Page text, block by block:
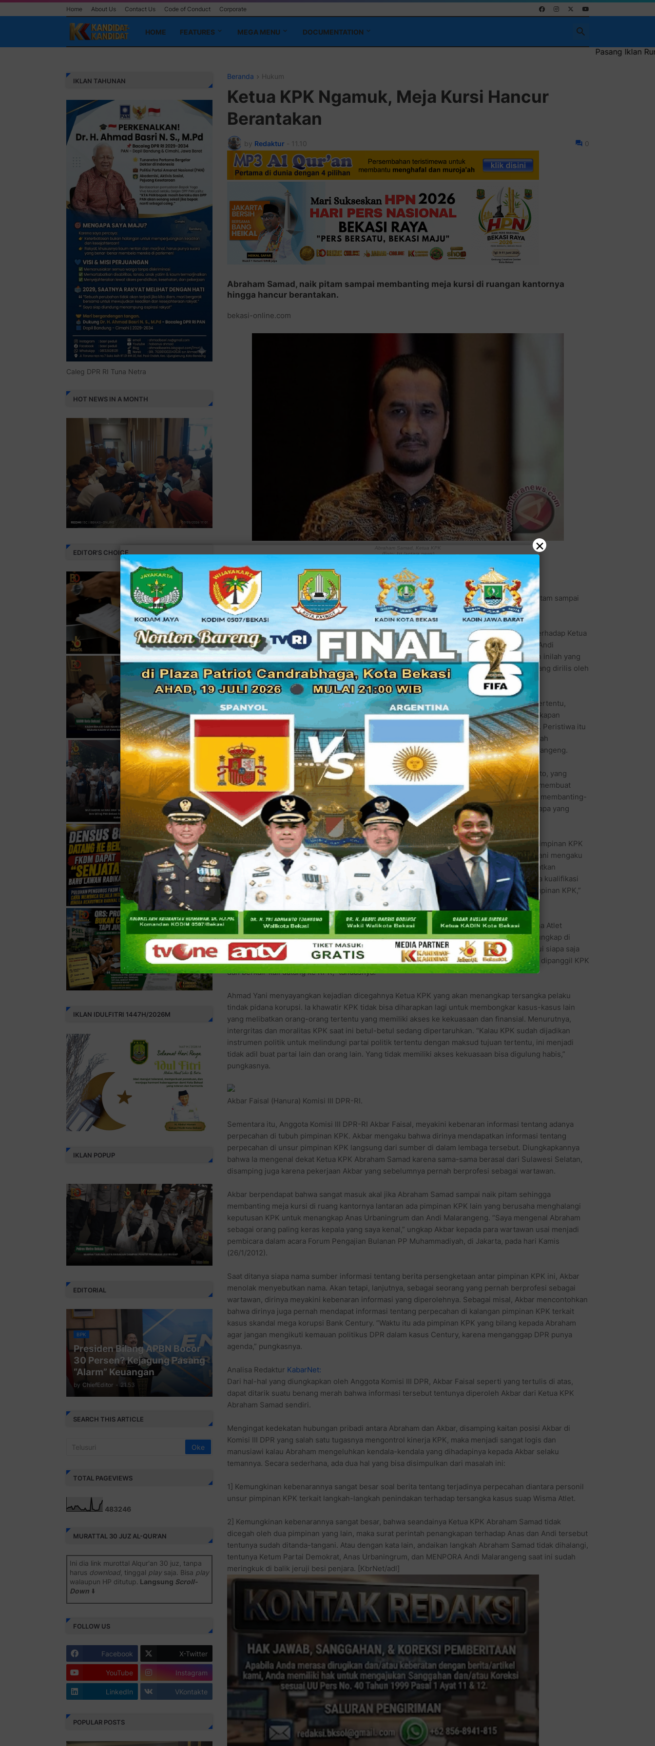
Home About Us Contact Us Code of Conduct Corporate
HOME FEATURES MEGA MENU DOCUMENTATION
Pasang Iklan Running Text Anda di
Beranda Hukum
Ketua KPK Ngamuk, Meja Kursi Hancur
Berantakan
by Redaktur - 11.10 0
Abraham Samad, naik pitam sampai membanting meja kursi di ruangan kantornya
hingga hancur berantakan.
bekasi-online.com
Abraham Samad, Ketua KPK
(Foto: Ist./antara.news)
Ahmad Yani (PPP) Anggota Komisi III DPR-RI
JAKARTA – KabarNet: Ketua Komisi Pemberantasan Korupsi (KPK), Abraham Samad, naik pitam sampai
membanting meja kursi di ruangan kantornya hingga hancur berantakan.
Pasalnya, langkah Abraham Samad yang akan mengeluarkan surat perintah penangkapan terhadap Ketua
Umum Partai Demokrat, Anas Urbaningrum, dan Menteri Pemuda dan Olahraga (Menpora) Andi
Malarangeng, terkait kasus suap Wisma Atlet, dicegah pimpinan KPK yang lain. Pencegahan inilah yang
membuat Abraham berang, naik darah dan melampiaskan kemarahannya. Inilah informasi yang dirilis oleh
Anggota DPR-RI, Ahmad Yani (PPP), dan Akbar Faisal (Hanura).
Terungkapnya berita ini bermula dari pesan singkat (SMS/BBM) yang beredar di kalangan tertentu,
terkait langkah Ketua KPK Abraham Samad yang akan mengeluarkan surat perintah penangkapan
terhadap Ketum Partai Demokrat Anas Urbaningrum dan Menpora Andi Alfian Malarangeng. Peristiwa itu
berawal ketika Ketua KPK Abraham Samad sudah siap hendak menandatangani surat perintah
penangkapan terhadap Ketum Partai Demokrat Anas Urbaningrum dan Menpora Andi Malarangeng.
Namun langkah ini dicegah oleh Wakil Ketua KPK Busyro Muqoddas dan Bambang Widjojanto, yang
menyarankan agar menunda dulu rencana penangkapan tersebut. Pencegahan inilah yang membuat
Abraham naik pitam. Kontan saja suara hiruk pikuk dari ruang kantor Abraham yang sedang membanting-
banting meja kursi itu terdengar oleh banyak petugas KPK yang lain, dan tanpa diketahui siapa yang
memulai tahu-tahu berita ini sudah beredar dan menjadi perbincangan anggota dewan.
Anggota Komisi III DPR-RI, Ahmad Yani, sangat menyesalkan terjadinya ketegangan antar Pimpinan KPK
dalam proses investigasi dan penindakan atas kasus dugaan korupsi Wisma Atlet. Ahmad Yani mengaku
dirinya mendapat informasi ini dari rekannya di Komisi III, Akbar Faisal. “Saya baru mendapatkan
informasi ini dari rekan Akbar Faisal, dan Akbar Faisal mendapat informasi yang menurutnya kualifikasi
A1. Kualifikasi A1 ini tentunya bukan perorangan, bukan anggota penyidik, tapi pasti dari Pimpinan KPK,”
ungkapnya kepada wartawan di Gedung DPR, Kamis (26/1/2012).
Lebih lanjut Ahmad Yani berpendapat, untuk menetapkan siapa tersangka kasus suap Wisma Atlet
berikutnya tidak dibutuhkan kecerdasan khusus. Dengan melihat fakta-fakta yang yang terungkap di
persidangan dan berdasarkan proses hukum acara, dari situ saja sudah cukup bisa diketahui siapa saja
yang terlibat. “Dan orang yang akan ditetapkan tersangka itu adalah orang yang berkali-kali dipanggil KPK
dan berkali-kali datang ke KPK,” tandasnya.
Ahmad Yani menyayangkan kejadian dicegahnya Ketua KPK yang akan menangkap tersangka pelaku
tindak pidana korupsi. Ia khawatir KPK tidak bisa diharapkan lagi untuk membongkar kasus-kasus lain
yang melibatkan orang-orang tertentu yang memiliki akses ke kekuasaan dan finansial. Menurutnya,
intergritas dan moralitas KPK saat ini betul-betul sedang dipertaruhkan. “Kalau KPK sudah dijadikan
instrumen politik untuk melindungi partai politik tertentu dengan maksud tujuan tertentu, ini menjadi
tidak adil buat partai lain dan orang lain. Yang tidak memiliki akses kekuasaan bisa digulung habis,”
pungkasnya.
Akbar Faisal (Hanura) Komisi III DPR-RI.
Sementara itu, Anggota Komisi III DPR-RI Akbar Faisal, meyakini kebenaran informasi tentang adanya
perpecahan di tubuh pimpinan KPK. Akbar mengaku bahwa dirinya mendapatkan informasi tentang
perpecahan di unsur pimpinan KPK langsung dari sumber di dalam lembaga tersebut. Diungkapkannya
bahwa Ia mengenal dekat Ketua KPK Abraham Samad karena sama-sama berasal dari Sulawesi Selatan,
disamping juga karena pekerjaan Akbar yang sebelumnya pernah berprofesi sebagai wartawan.
Akbar berpendapat bahwa sangat masuk akal jika Abraham Samad sampai naik pitam sehingga
membanting meja kursi di ruang kantornya lantaran ada pimpinan KPK lain yang berusaha menghalangi
keputusan KPK untuk menangkap Anas Urbaningrum dan Andi Malarangeng. ”Saya mengenal Abraham
sebagai orang paling keras kepala yang saya kenal,” ungkap Akbar kepada para wartawan usai menjadi
pembicara dalam acara Forum Pengajian Bulanan PP Muhammadiyah, di Jakarta, pada hari Kamis
(26/1/2012).
Saat ditanya siapa nama sumber informasi tentang berita persengketaan antar pimpinan KPK ini, Akbar
menolak menyebutkan nama. Akan tetapi, lanjutnya, sebagai seorang yang pernah berprofesi sebagai
wartawan, dirinya meyakini kebenaran informasi yang diperolehnya. Sebagai misal, Akbar mencontohkan
bahwa dirinya juga pernah mendapat informasi tentang perpecahan di kalangan pimpinan KPK terkait
kasus skandal mega korupsi Bank Century. ”Waktu itu ada pimpinan KPK yang bilang kepada Abraham
agar jangan mengikuti kemauan politikus DPR dalam kasus Century, karena menganggap DPR punya
agenda,” pungkasnya.
Analisa Redaktur KabarNet:
Dari hal-hal yang diungkapkan oleh Anggota Komisi III DPR, Akbar Faisal seperti yang tertulis di atas,
dapat ditarik suatu benang merah bahwa informasi tersebut tentunya diperoleh Akbar dari Ketua KPK
Abraham Samad sendiri.
Mengingat kedekatan hubungan pribadi antara Abraham dan Akbar, disamping kaitan posisi Akbar di
Komisi III DPR yang salah satu tugasnya mengontrol kinerja KPK, maka menjadi sangat logis dan
manusiawi kalau Abraham mengeluhkan kendala-kendala yang dihadapinya kepada Akbar selaku
temannya. Secara sederhana, ada dua hal yang bisa disimpulkan dari masalah ini:
1] Kemungkinan kebenarannya sangat besar soal berita tentang terjadinya perpecahan diantara personil
unsur pimpinan KPK terkait langkah-langkah penindakan terhadap tersangka kasus suap Wisma Atlet.
2] Kemungkinan kebenarannya sangat besar, bahwa seandainya Ketua KPK Abraham Samad tidak
dicegah oleh dua pimpinan yang lain, maka surat perintah penangkapan terhadap Anas dan Andi tersebut
tentunya sudah ditanda-tangani. Atau dengan kata lain, andaikan langkah Abraham Samad tidak dihalangi,
tentunya Ketum Partai Demokrat, Anas Urbaningrum, dan MENPORA Andi Malarangeng saat ini sudah
meringkuk di balik jeruji besi penjara. [KbrNet/adl]
IKLAN TAHUNAN
Caleg DPR RI Tuna Netra
HOT NEWS IN A MONTH
EDITOR'S CHOICE
IKLAN IDULFITRI 1447H/2026M
IKLAN POPUP
×
EDITORIAL
BPK
Presiden Bilang APBN Bocor
30 Persen? Kejagung Pasang
“Alarm” Keuangan
by ChiefEditor - 21.53
SEARCH THIS ARTICLE
TOTAL PAGEVIEWS
483246
MURATTAL 30 JUZ AL-QUR'AN
Ini dia link murottal Alqur'an 30 juz, tanpa
harus download, tinggal playsaja. Bisa play
walaupun HP ditutup. Langsung Scroll-
Down⬇️
Juz 1 ⇨http://j.mp/2b8SiNO
Juz 2 ⇨http://j.mp/2b8RJmQ
Juz 3 ⇨http://j.mp/2bFSrtF
Juz 4 ⇨http://j.mp/2b8SXi3
Juz 5 ⇨http://j.mp/2b8RZm3
Juz 6 ⇨http://j.mp/28MBohs
Juz 7 ⇨http://j.mp/2bFRIZC
FOLLOW US
Facebook X-Twitter
YouTube Instagram
LinkedIn VKontakte
POPULAR POSTS